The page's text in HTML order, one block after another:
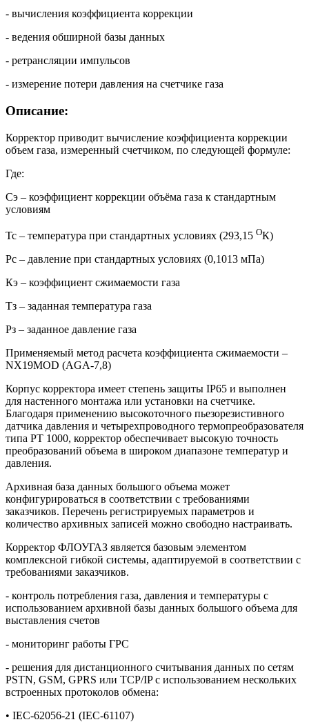
- вычисления коэффициента коррекции
- ведения обширной базы данных
- ретрансляции импульсов
- измерение потери давления на счетчике газа
Описание:
Корректор приводит вычисление коэффициента коррекции
объем газа, измеренный счетчиком, по следующей формуле:
Где:
Сэ – коэффициент коррекции объёма газа к стандартным
условиям
Тс – температура при стандартных условиях (293,15 ОК)
Рс – давление при стандартных условиях (0,1013 мПа)
Кэ – коэффициент сжимаемости газа
Тз – заданная температура газа
Pз – заданное давление газа
Применяемый метод расчета коэффициента сжимаемости –
NX19MOD (AGA-7,8)
Корпус корректора имеет степень защиты IP65 и выполнен
для настенного монтажа или установки на счетчике.
Благодаря применению высокоточного пьезорезистивного
датчика давления и четырехпроводного термопреобразователя
типа PT 1000, корректор обеспечивает высокую точность
преобразований объема в широком диапазоне температур и
давления.
Архивная база данных большого объема может
конфигурироваться в соответствии с требованиями
заказчиков. Перечень регистрируемых параметров и
количество архивных записей можно свободно настраивать.
Корректор ФЛОУГАЗ является базовым элементом
комплексной гибкой системы, адаптируемой в соответствии с
требованиями заказчиков.
- контроль потребления газа, давления и температуры с
использованием архивной базы данных большого объема для
выставления счетов
- мониторинг работы ГРС
- решения для дистанционного считывания данных по сетям
PSTN, GSM, GPRS или TCP/IP с использованием нескольких
встроенных протоколов обмена:
• IEC-62056-21 (IEC-61107)